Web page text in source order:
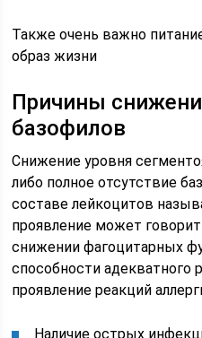
Также очень важно
образ жизни
Причины
базофилов
Снижение уровня
либо полное отсутствие
составе лейкоцитов
проявление может
снижении фагоцитарных
способности адекватного
проявление реакций
Наличие острых